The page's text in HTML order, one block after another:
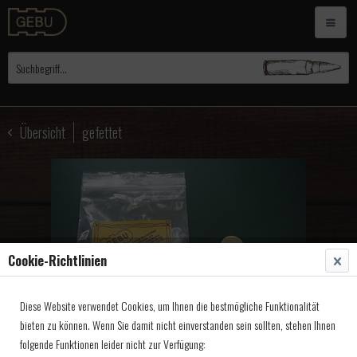
Übersicht gefettet
Cookie-Richtlinien
Diese Website verwendet Cookies, um Ihnen die bestmögliche Funktionalität
bieten zu können. Wenn Sie damit nicht einverstanden sein sollten, stehen Ihnen
folgende Funktionen leider nicht zur Verfügung: